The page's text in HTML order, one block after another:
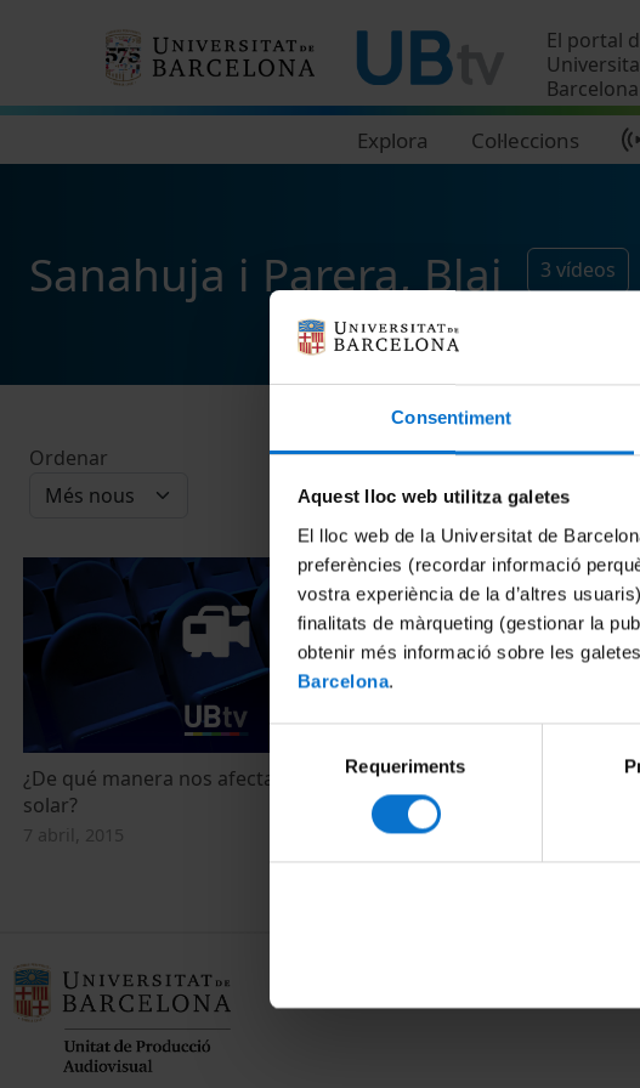
Consentiment
Aquest lloc web utilitza galetes
El lloc web de la Universitat de
preferències (recordar informació
vostra experiència de la d’altres
finalitats de màrqueting (gestionar la
obtenir més informació sobre les
Barcelona.
consentiment
Requeriments
El portal
Barcelona
Explora Col·leccions
Sanahuja i Parera, Blai 3 vídeos
Ordenar
¿De qué manera nos afecta la actividad
solar?
7 abril, 2015
How does solar activity
7 abril, 2015